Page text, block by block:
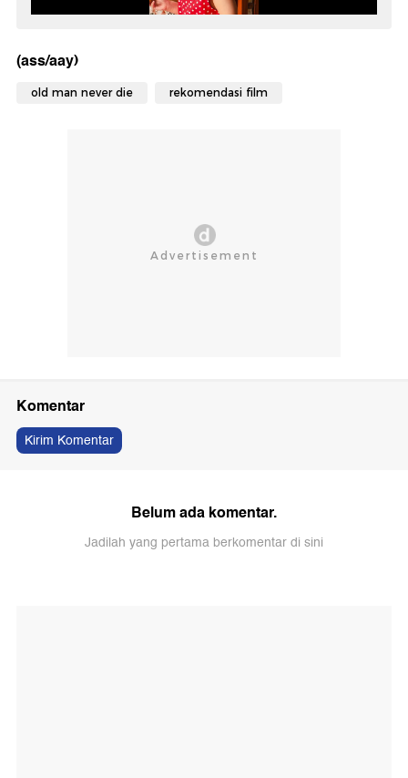
(ass/aay)
old man never die rekomendasi film
Komentar
Kirim Komentar
Belum ada komentar.
Jadilah yang pertama berkomentar di sini